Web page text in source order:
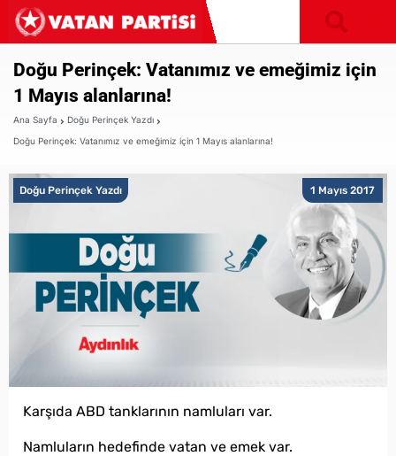
Doğu Perinçek: Vatanımız ve emeğimiz için
1 Mayıs alanlarına!
Ana Sayfa
Doğu Perinçek Yazdı
Doğu Perinçek: Vatanımız ve emeğimiz için 1 Mayıs alanlarına!
1 Mayıs 2017
Doğu Perinçek Yazdı
Karşıda ABD tanklarının namluları var.
Namluların hedefinde vatan ve emek var.